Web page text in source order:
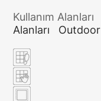
Kullanım Alanları
Alanları
Outdoor